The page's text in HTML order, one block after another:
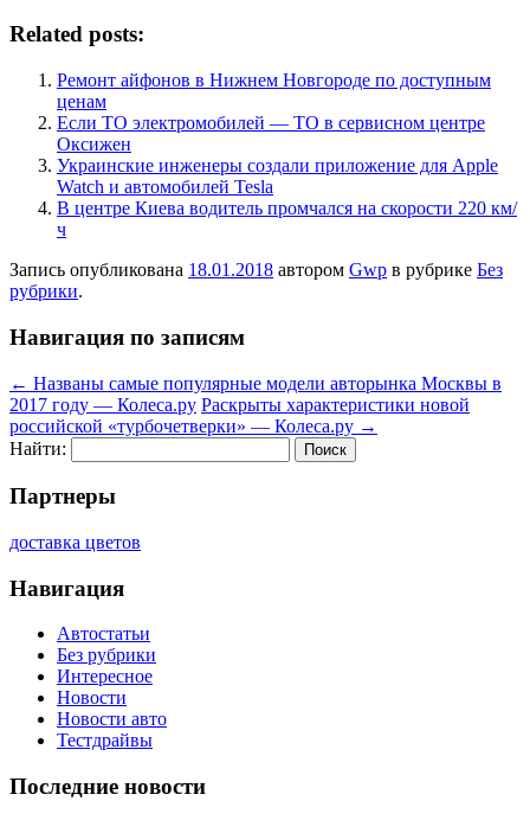
Related posts:
Ремонт айфонов в Нижнем Новгороде по доступным
ценам
Если ТО электромобилей — ТО в сервисном центре
Оксижен
Украинские инженеры создали приложение для Apple
Watch и автомобилей Tesla
В центре Киева водитель промчался на скорости 220 км/
ч
Запись опубликована 18.01.2018 автором Gwp в рубрике Без
рубрики.
Навигация по записям
← Названы самые популярные модели авторынка Москвы в
2017 году — Колеса.ру Раскрыты характеристики новой
российской «турбочетверки» — Колеса.ру →
Найти:
Партнеры
доставка цветов
Навигация
Автостатьи
Без рубрики
Интересное
Новости
Новости авто
Тестдрайвы
Последние новости